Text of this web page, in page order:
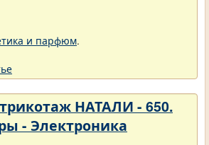
и парфюм.
НАТАЛИ - 650.
- Электроника